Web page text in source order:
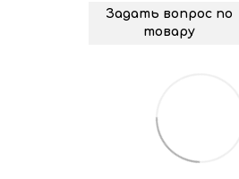
Задать вопрос по
товару